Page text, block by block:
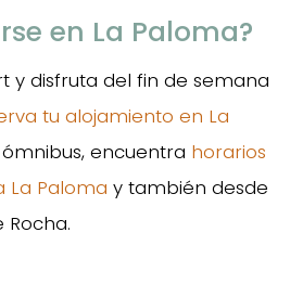
en La Paloma?
y disfruta del fin de semana
tu alojamiento en La
ómnibus, encuentra horarios
La Paloma y también desde